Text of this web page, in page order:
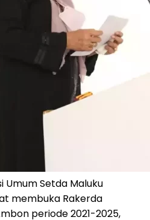
Umum Setda Maluku
membuka Rakerda
periode 2021-2025,